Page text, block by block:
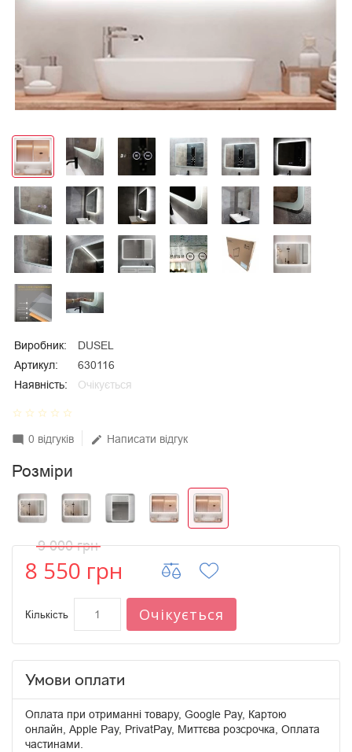
Виробник:
DUSEL
Артикул:
630116
Наявність:
Очікується
star_border star_border star_border star_border star_border
mode_comment 0 відгуків edit Написати відгук
Розміри
9 000 грн
8 550 грн
Кількість Очікується
Умови оплати
Оплата при отриманні товару, Google Pay, Картою
онлайн, Apple Pay, PrivatPay, Миттєва розсрочка, Оплата
частинами.